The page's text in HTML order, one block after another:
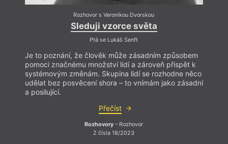
Rozhovor s Veronikou Dvorskou
Sleduji vzorce světa
Ptá se Lukáš Senft
Je to poznání, že člověk může zásadním způsobem
pomoci značnému množství lidí a zároveň přispět k
systémovým změnám. Skupina lidí se rozhodne něco
udělat bez posvěcení shora – to vnímám jako zásadní
a posilující.
Přečíst
Rozhovory – Rozhovor
Z čísla 18/2023